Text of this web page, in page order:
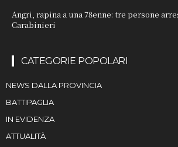
Angri, rapina a una 78enne: tre persone
Carabinieri
CATEGORIE POPOLARI
NEWS DALLA PROVINCIA
BATTIPAGLIA
IN EVIDENZA
ATTUALITÀ